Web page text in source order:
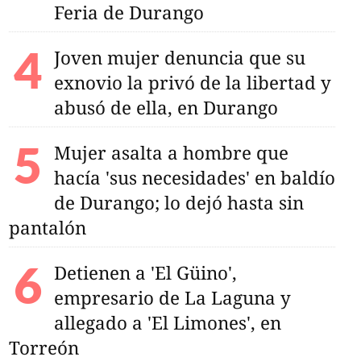
Feria de Durango
Joven mujer denuncia que su
exnovio la privó de la libertad y
abusó de ella, en Durango
Mujer asalta a hombre que
hacía 'sus necesidades' en baldío
de Durango; lo dejó hasta sin
pantalón
Detienen a 'El Güino',
empresario de La Laguna y
allegado a 'El Limones', en
Torreón